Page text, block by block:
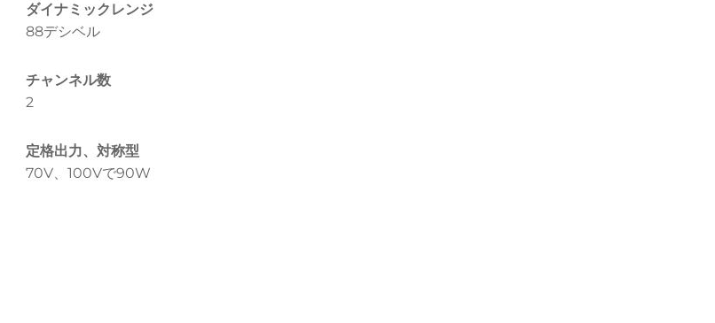
ダイナミックレンジ
88デシベル
チャンネル数
2
定格出力、対称型
70V、100Vで90W